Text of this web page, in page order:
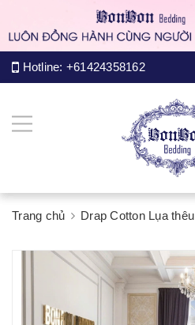
Hotline: +61424358162
Trang chủ Drap Cotton Lụa thêu